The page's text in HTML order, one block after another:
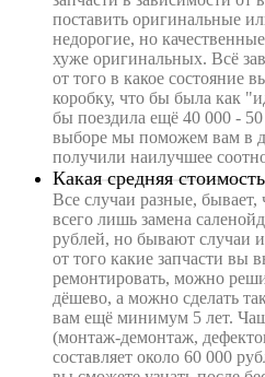
поставить оригинальные
недорогие, но
хуже оригинальных. Всё
от того в какое состояние
коробку, что бы была как
бы поездила ещё 40 000 -
выборе мы поможем вам в
получили наилучшее
Какая средняя
Все случаи разные,
всего лишь замена
рублей, но бывают случаи
от того какие запчасти вы
ремонтировать, можно
дёшево, а можно сделать
вам ещё минимум 5 лет.
(монтаж-демонтаж,
составляет около 60 000